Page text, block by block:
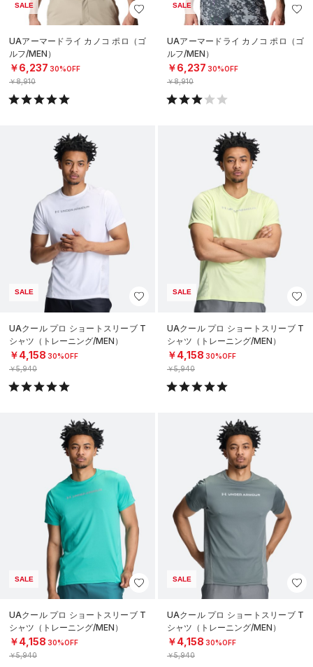
SALE
UAアーマードライ カノコ ポロ（ゴ
ルフ/MEN）
￥6,237 30%OFF
￥8,910
SALE
UAアーマードライ カノコ ポロ（ゴ
ルフ/MEN）
￥6,237 30%OFF
￥8,910
SALE
UAクール プロ ショートスリーブ T
シャツ（トレーニング/MEN）
￥4,158 30%OFF
￥5,940
SALE
UAクール プロ ショートスリーブ T
シャツ（トレーニング/MEN）
￥4,158 30%OFF
￥5,940
SALE
UAクール プロ ショートスリーブ T
シャツ（トレーニング/MEN）
￥4,158 30%OFF
￥5,940
SALE
UAクール プロ ショートスリーブ T
シャツ（トレーニング/MEN）
￥4,158 30%OFF
￥5,940